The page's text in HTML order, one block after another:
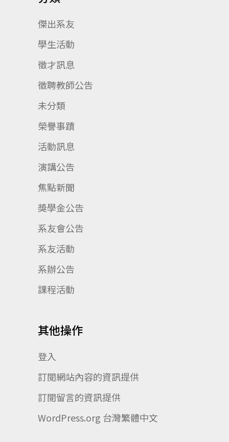
傑出系友
學生活動
徵才訊息
徵聘教師公告
未分類
榮譽事蹟
活動訊息
演講公告
焦點新聞
獎學金公告
系友會公告
系友活動
系辦公告
課程活動
其他操作
登入
訂閱網站內容的資訊提供
訂閱留言的資訊提供
WordPress.org 台灣繁體中文